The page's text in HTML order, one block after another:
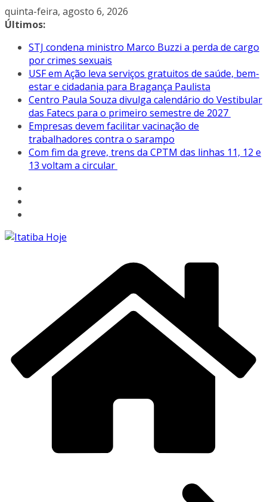
Pular
para
conteúdo
quinta-feira, agosto 6, 2026
Últimos:
STJ condena ministro Marco Buzzi a perda de cargo
por crimes sexuais
USF em Ação leva serviços gratuitos de saúde, bem-
estar e cidadania para Bragança Paulista
Centro Paula Souza divulga calendário do Vestibular
das Fatecs para o primeiro semestre de 2027
Empresas devem facilitar vacinação de
trabalhadores contra o sarampo
Com fim da greve, trens da CPTM das linhas 11, 12 e
13 voltam a circular